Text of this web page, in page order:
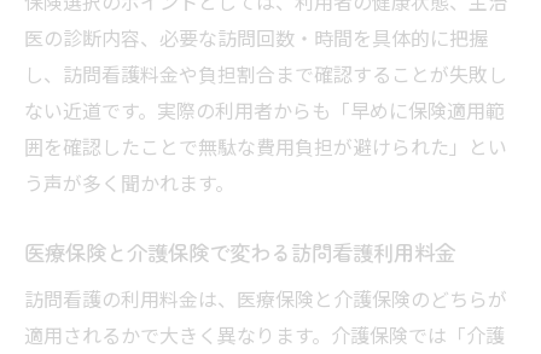
医の診断内容、必要な訪問回数・時間を具体的に把握
し、訪問看護料金や負担割合まで確認することが失敗し
ない近道です。実際の利用者からも「早めに保険適用範
囲を確認したことで無駄な費用負担が避けられた」とい
う声が多く聞かれます。
医療保険と介護保険で変わる訪問看護利用料金
訪問看護の利用料金は、医療保険と介護保険のどちらが
適用されるかで大きく異なります。介護保険では「介護